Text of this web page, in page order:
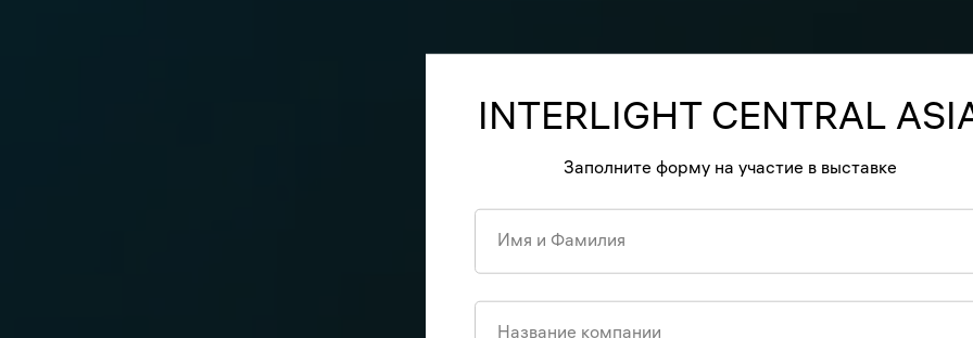
INTERLIGHT CENTRAL
Заполните форму на участие в выставке